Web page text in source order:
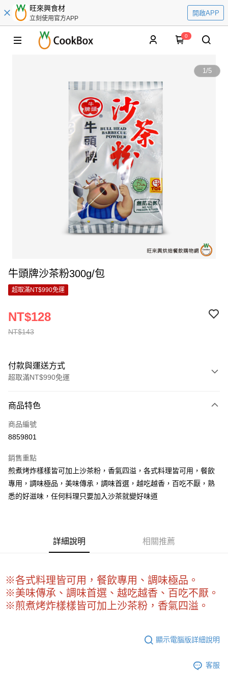
旺來興食材
立刻使用官方APP
開啟APP
0
1/5
牛頭牌沙茶粉300g/包
超取滿NT$990免運
NT$143
NT$128
付款與運送方式
超取滿NT$990免運
信用卡一次付款
超商取貨付款
Apple Pay
街口支付
AFTEE先享後付
AFTEE先享後付是「在收到商品之後才付款」的支付方式。 讓您購物簡單
便利好安心！
１．簡單：不需註冊會員、不需綁卡、不需儲值。
２．便利：只要手機號碼，簡訊認證，即可結帳。
１．於結帳方式選擇「AFTEE先享後付」後，將跳轉至「AFTEE先享後付」
３．收到繳費通知簡訊後14天內，點擊此簡訊中的連結，可透過四大超商／
ATM付款
運送方式
付款後全家取貨-重量限制含紙箱10kg，請控制商品重量在9~
商品特色
商品編號
8859801
銷售重點
煎煮烤炸樣樣皆可加上沙茶粉，香氣四溢，各式料理皆可用，餐飲
專用，調味極品，美味傳承，調味首選，越吃越香，百吃不厭，熟
悉的好滋味，任何料理只要加入沙茶就變好味道
詳細說明 相關推薦
※各式料理皆可用，餐飲專用、調味極品。
※美味傳承、調味首選、越吃越香、百吃不厭。
※煎煮烤炸樣樣皆可加上沙茶粉，香氣四溢。
顯示電腦版詳細說明
客服